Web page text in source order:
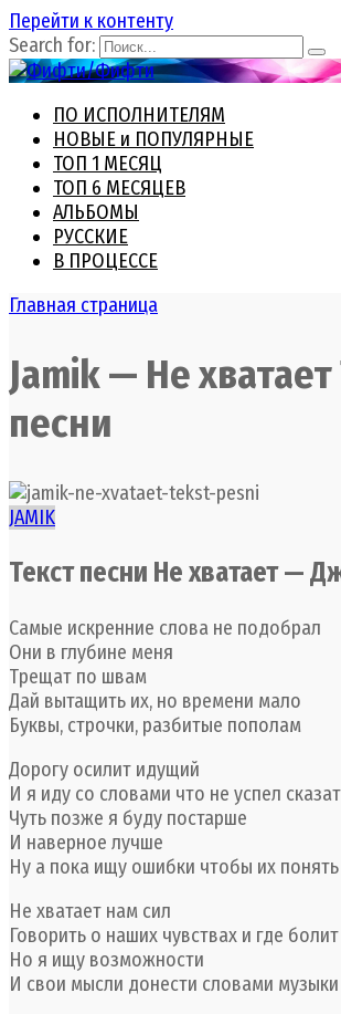
Перейти к контенту
Search for:
ПО ИСПОЛНИТЕЛЯМ
НОВЫЕ и ПОПУЛЯРНЫЕ
ТОП 1 МЕСЯЦ
ТОП 6 МЕСЯЦЕВ
АЛЬБОМЫ
РУССКИЕ
В ПРОЦЕССЕ
Главная страница
Jamik — Не хватает
песни
JAMIK
Текст песни Не хватает —
Самые искренние слова не подобрал
Они в глубине меня
Трещат по швам
Дай вытащить их, но времени мало
Буквы, строчки, разбитые пополам
Дорогу осилит идущий
И я иду со словами что не успел
Чуть позже я буду постарше
И наверное лучше
Ну а пока ищу ошибки чтобы их понять
Не хватает нам сил
Говорить о наших чувствах и где болит
Но я ищу возможности
И свои мысли донести словами музыки